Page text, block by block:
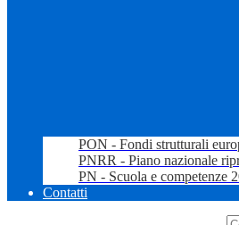
PON - Fondi strutturali
PNRR - Piano nazionale
PN - Scuola e competenze
Contatti